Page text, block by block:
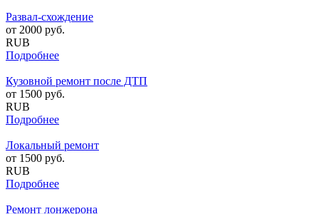
Развал-схождение
от 2000 руб.
RUB
Подробнее
Кузовной ремонт после ДТП
от 1500 руб.
RUB
Подробнее
Локальный ремонт
от 1500 руб.
RUB
Подробнее
Ремонт лонжерона